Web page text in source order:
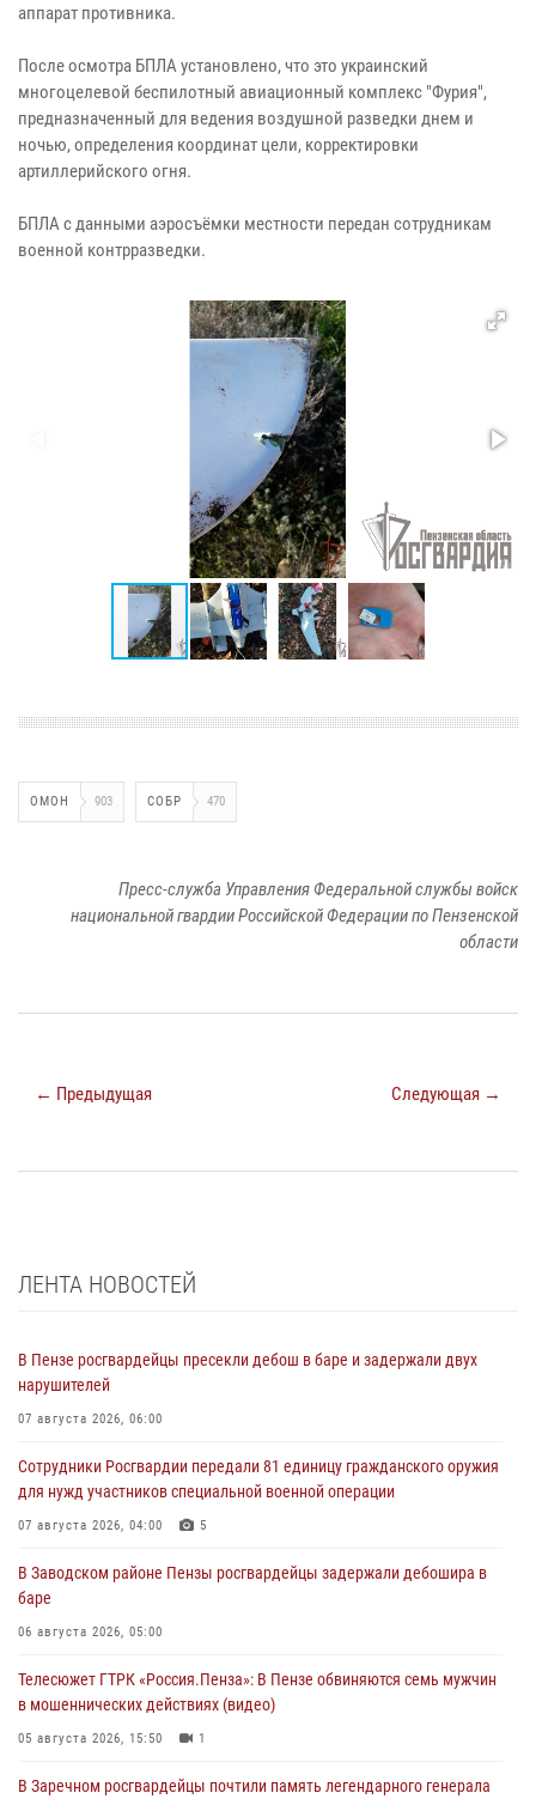
аппарат противника.
После осмотра БПЛА установлено, что это украинский
многоцелевой беспилотный авиационный комплекс "Фурия",
предназначенный для ведения воздушной разведки днем и
ночью, определения координат цели, корректировки
артиллерийского огня.
БПЛА с данными аэросъёмки местности передан сотрудникам
военной контрразведки.
ОМОН 903 СОБР 470
Пресс-служба Управления Федеральной службы войск
национальной гвардии Российской Федерации по Пензенской
области
← Предыдущая Следующая →
ЛЕНТА НОВОСТЕЙ
В Пензе росгвардейцы пресекли дебош в баре и задержали двух
нарушителей
07 августа 2026, 06:00
Сотрудники Росгвардии передали 81 единицу гражданского оружия
для нужд участников специальной военной операции
07 августа 2026, 04:00 5
В Заводском районе Пензы росгвардейцы задержали дебошира в
баре
06 августа 2026, 05:00
Телесюжет ГТРК «Россия.Пенза»: В Пензе обвиняются семь мужчин
в мошеннических действиях (видео)
05 августа 2026, 15:50 1
В Заречном росгвардейцы почтили память легендарного генерала